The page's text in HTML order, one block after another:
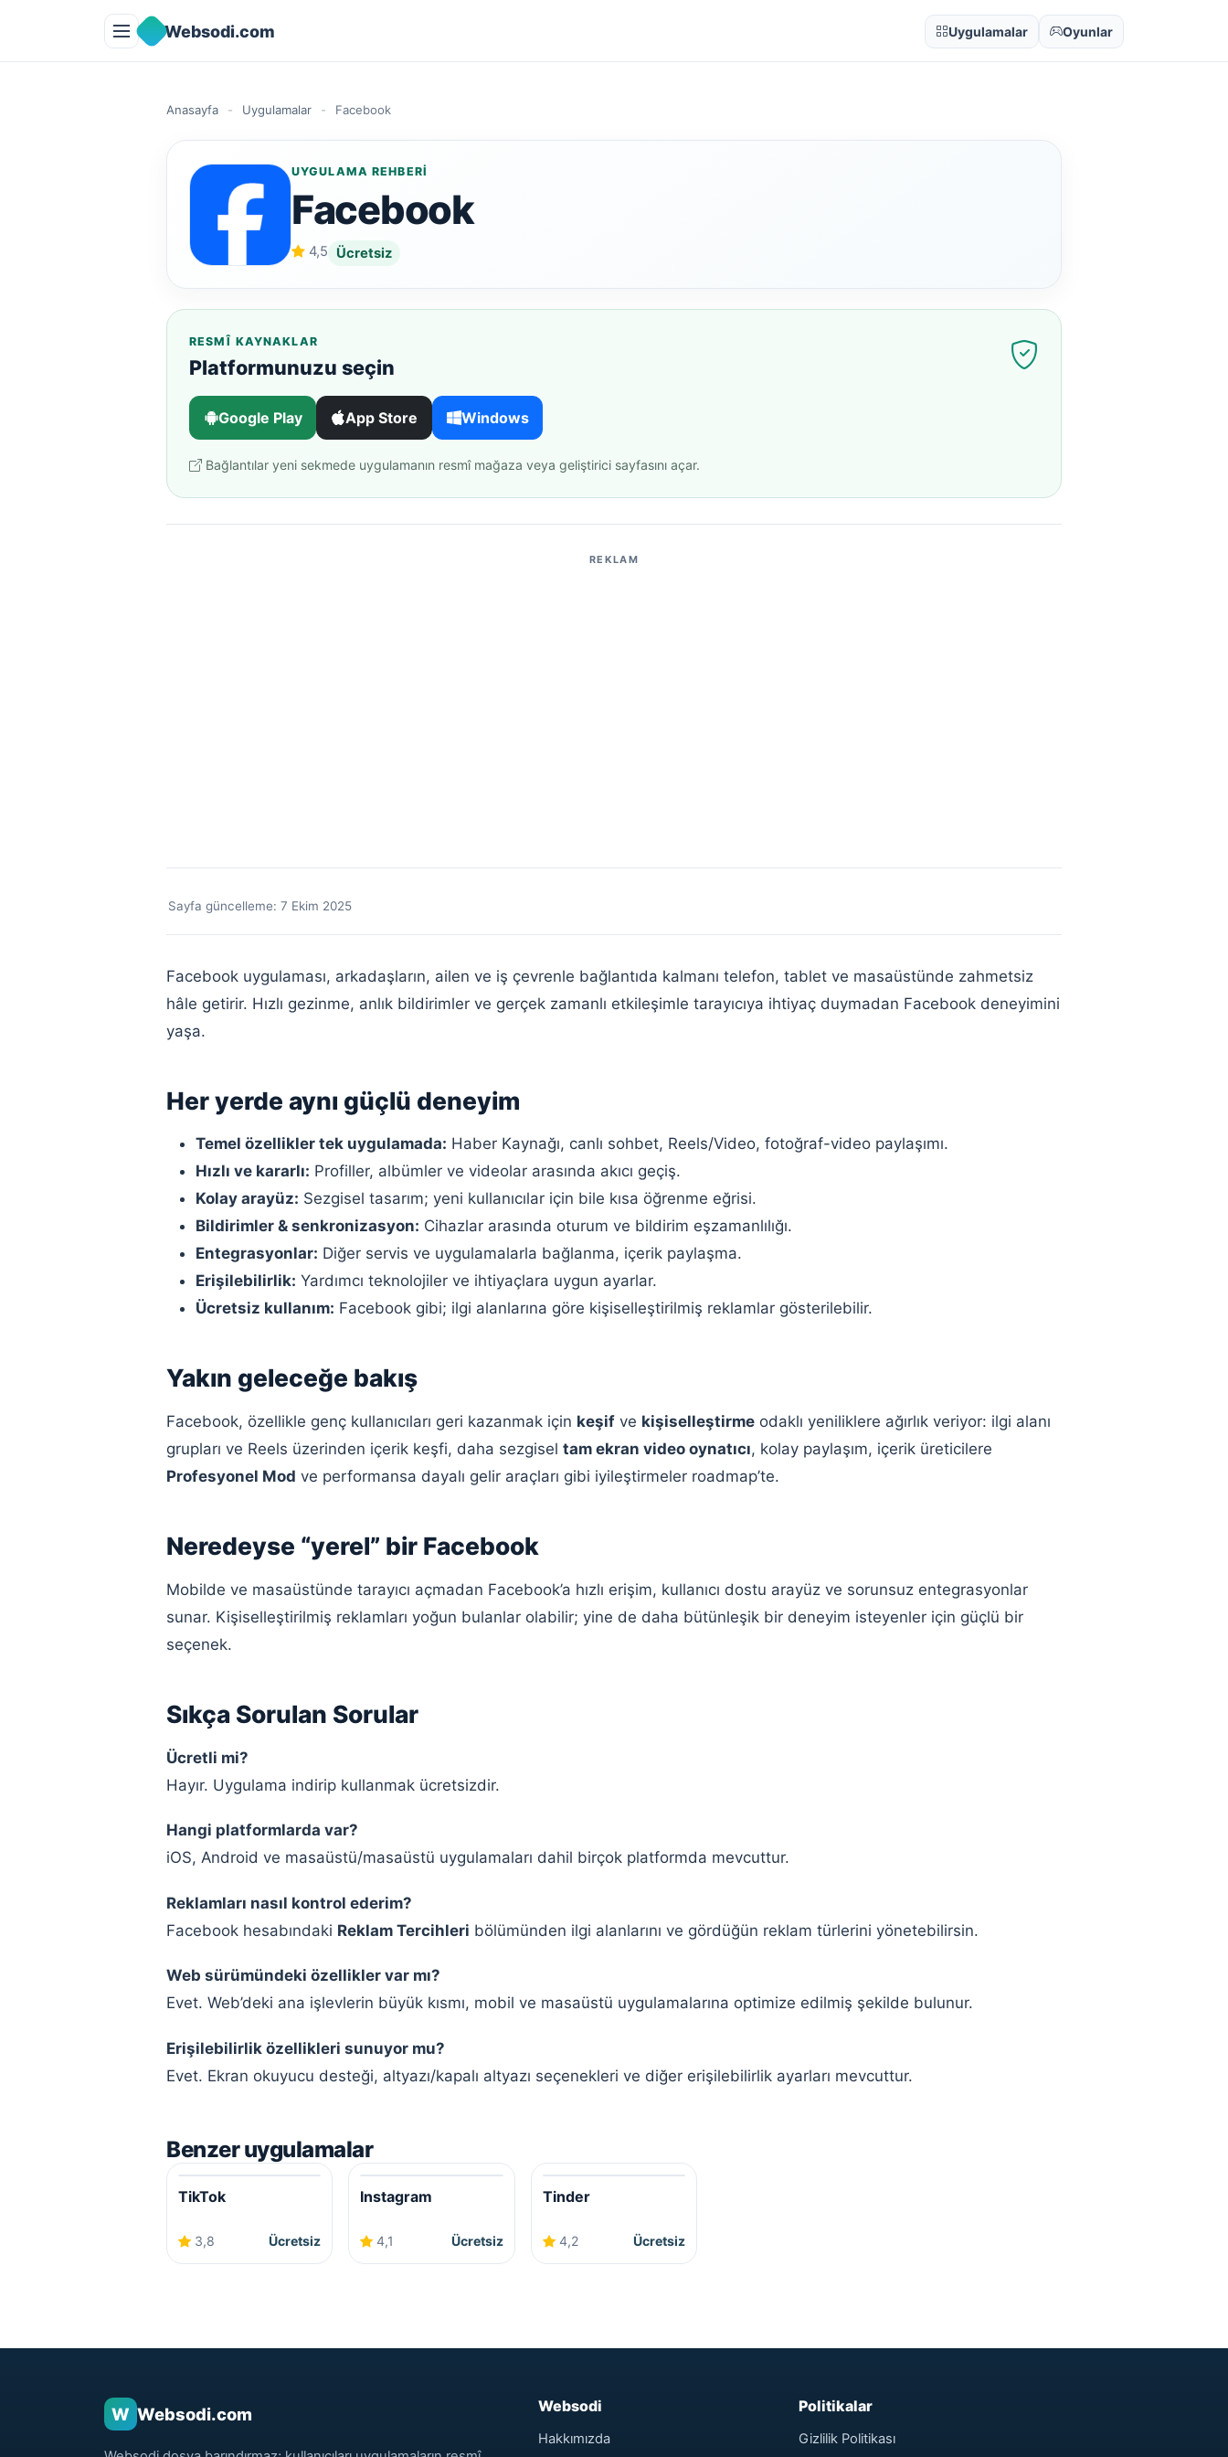
Websodi.com Uygulamalar Oyunlar
Anasayfa - Uygulamalar - Facebook
UYGULAMA REHBERI
Facebook
4,5 Ücretsiz
RESMÎ KAYNAKLAR
Platformunuzu seçin
Google Play App Store Windows
Bağlantılar yeni sekmede uygulamanın resmî mağaza veya geliştirici sayfasını açar.
REKLAM
Sayfa güncelleme: 7 Ekim 2025
Facebook uygulaması, arkadaşların, ailen ve iş çevrenle bağlantıda kalmanı telefon, tablet ve masaüstünde zahmetsiz
hâle getirir. Hızlı gezinme, anlık bildirimler ve gerçek zamanlı etkileşimle tarayıcıya ihtiyaç duymadan Facebook deneyimini
yaşa.
Her yerde aynı güçlü deneyim
Temel özellikler tek uygulamada: Haber Kaynağı, canlı sohbet, Reels/Video, fotoğraf-video paylaşımı.
Hızlı ve kararlı: Profiller, albümler ve videolar arasında akıcı geçiş.
Kolay arayüz: Sezgisel tasarım; yeni kullanıcılar için bile kısa öğrenme eğrisi.
Bildirimler & senkronizasyon: Cihazlar arasında oturum ve bildirim eşzamanlılığı.
Entegrasyonlar: Diğer servis ve uygulamalarla bağlanma, içerik paylaşma.
Erişilebilirlik: Yardımcı teknolojiler ve ihtiyaçlara uygun ayarlar.
Ücretsiz kullanım: Facebook gibi; ilgi alanlarına göre kişiselleştirilmiş reklamlar gösterilebilir.
Yakın geleceğe bakış
Facebook, özellikle genç kullanıcıları geri kazanmak için keşif ve kişiselleştirme odaklı yeniliklere ağırlık veriyor: ilgi alanı
grupları ve Reels üzerinden içerik keşfi, daha sezgisel tam ekran video oynatıcı, kolay paylaşım, içerik üreticilere
Profesyonel Mod ve performansa dayalı gelir araçları gibi iyileştirmeler roadmap’te.
Neredeyse “yerel” bir Facebook
Mobilde ve masaüstünde tarayıcı açmadan Facebook’a hızlı erişim, kullanıcı dostu arayüz ve sorunsuz entegrasyonlar
sunar. Kişiselleştirilmiş reklamları yoğun bulanlar olabilir; yine de daha bütünleşik bir deneyim isteyenler için güçlü bir
seçenek.
Sıkça Sorulan Sorular
Ücretli mi?
Hayır. Uygulama indirip kullanmak ücretsizdir.
Hangi platformlarda var?
iOS, Android ve masaüstü/masaüstü uygulamaları dahil birçok platformda mevcuttur.
Reklamları nasıl kontrol ederim?
Facebook hesabındaki Reklam Tercihleri bölümünden ilgi alanlarını ve gördüğün reklam türlerini yönetebilirsin.
Web sürümündeki özellikler var mı?
Evet. Web’deki ana işlevlerin büyük kısmı, mobil ve masaüstü uygulamalarına optimize edilmiş şekilde bulunur.
Erişilebilirlik özellikleri sunuyor mu?
Evet. Ekran okuyucu desteği, altyazı/kapalı altyazı seçenekleri ve diğer erişilebilirlik ayarları mevcuttur.
Benzer uygulamalar
TikTok
3,8 Ücretsiz
Instagram
4,1 Ücretsiz
Tinder
4,2 Ücretsiz
W Websodi.com Websodi
Hakkımızda
Politikalar
Gizlilik Politikası